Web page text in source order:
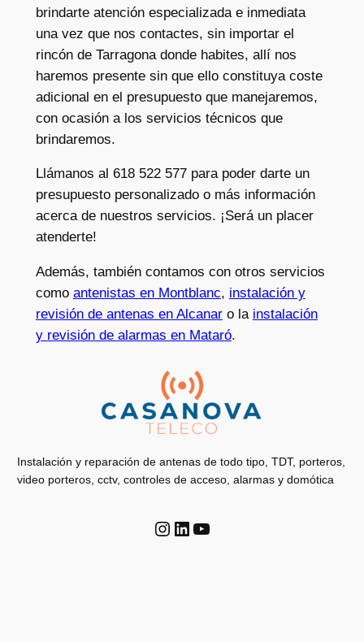
brindarte atención especializada e inmediata
una vez que nos contactes, sin importar el
rincón de Tarragona donde habites, allí nos
haremos presente sin que ello constituya coste
adicional en el presupuesto que manejaremos,
con ocasión a los servicios técnicos que
brindaremos.
Llámanos al 618 522 577 para poder darte un
presupuesto personalizado o más información
acerca de nuestros servicios. ¡Será un placer
atenderte!
Además, también contamos con otros servicios
como antenistas en Montblanc, instalación y
revisión de antenas en Alcanaro la instalación
y revisión de alarmas en Mataró.
Instalación y reparación de antenas de todo tipo, TDT, porteros,
video porteros, cctv, controles de acceso, alarmas y domótica
Instagram
LinkedIn
YouTube